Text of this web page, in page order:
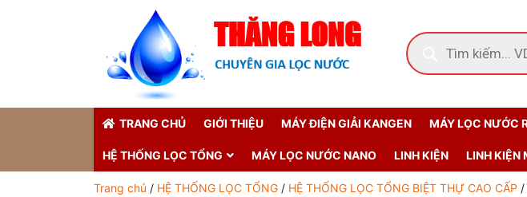
TRANG CHỦ GIỚI THIỆU MÁY ĐIỆN GIẢI KANGEN MÁY LỌC NƯỚC
HỆ THỐNG LỌC TỔNG MÁY LỌC NƯỚC NANO LINH KIỆN LINH KIỆN
Trang chủ / HỆ THỐNG LỌC TỔNG / HỆ THỐNG LỌC TỔNG BIỆT THỰ CAO CẤP /